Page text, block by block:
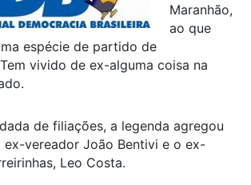
Maranhão,
ao que
espécie de partido de
vivido de ex-alguma coisa na
de filiações, a legenda agregou
ex-vereador João Bentivi e o ex-
Leo Costa.